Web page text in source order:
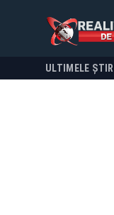
ULTIMELE ȘTIRI